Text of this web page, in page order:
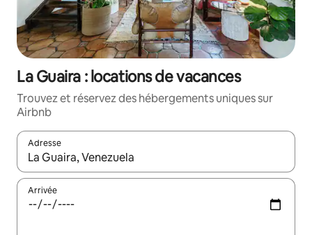
La Guaira : locations de vacances
Trouvez et réservez des hébergements uniques sur
Airbnb
Adresse
Lorsque les résultats s'affichent, utilisez les flèches vers le
Arrivée